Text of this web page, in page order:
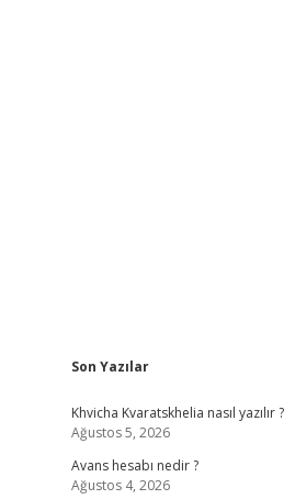
Sidebar
Son Yazılar
Khvicha Kvaratskhelia nasıl yazılır ?
Ağustos 5, 2026
Avans hesabı nedir ?
Ağustos 4, 2026